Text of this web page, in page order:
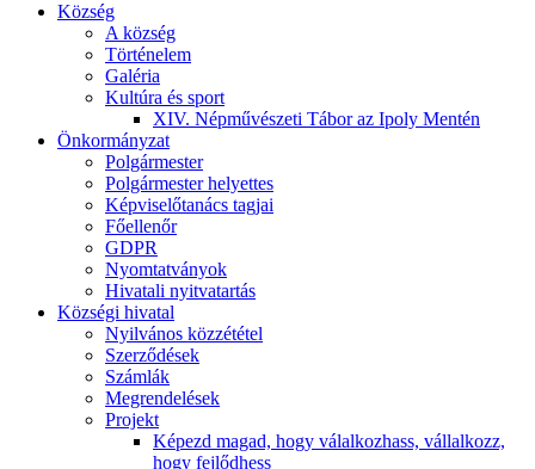
Község
A község
Történelem
Galéria
Kultúra és sport
XIV. Népművészeti Tábor az Ipoly Mentén
Önkormányzat
Polgármester
Polgármester helyettes
Képviselőtanács tagjai
Főellenőr
GDPR
Nyomtatványok
Hivatali nyitvatartás
Községi hivatal
Nyilvános közzététel
Szerződések
Számlák
Megrendelések
Projekt
Képezd magad, hogy válalkozhass, vállalkozz,
hogy fejlődhess